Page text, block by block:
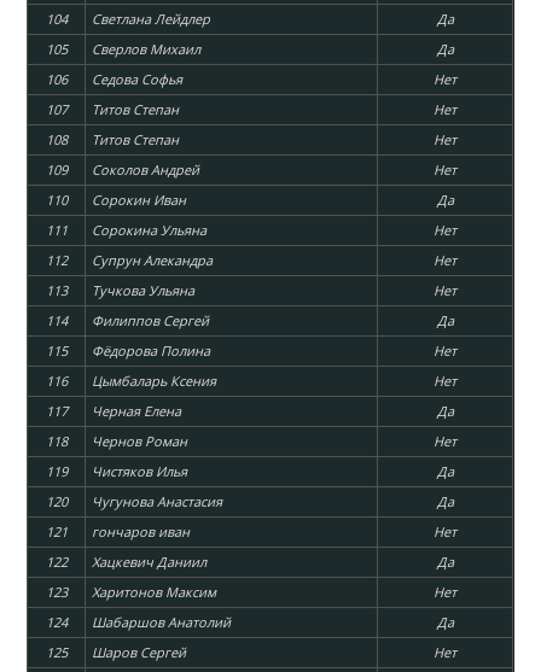
104
Светлана Лейдлер
Да
105
Сверлов Михаил
Да
106
Седова Софья
Нет
107
Титов Степан
Нет
108
Титов Степан
Нет
109
Соколов Андрей
Нет
110
Сорокин Иван
Да
111
Сорокина Ульяна
Нет
112
Супрун Алекандра
Нет
113
Тучкова Ульяна
Нет
114
Филиппов Сергей
Да
115
Фёдорова Полина
Нет
116
Цымбаларь Ксения
Нет
117
Черная Елена
Да
118
Чернов Роман
Нет
119
Чистяков Илья
Да
120
Чугунова Анастасия
Да
121
гончаров иван
Нет
122
Хацкевич Даниил
Да
123
Харитонов Максим
Нет
124
Шабаршов Анатолий
Да
125
Шаров Сергей
Нет